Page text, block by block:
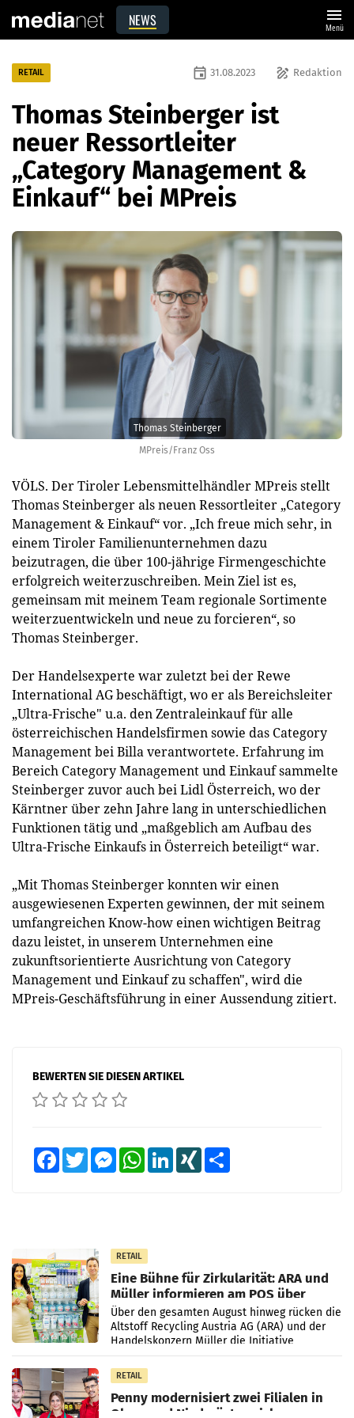
NEWS menu
Menü
MPreis/Franz Oss
Thomas Steinberger
RETAIL draw Redaktion
event 31.08.2023
Thomas Steinberger ist
neuer Ressortleiter
„Category Management &
Einkauf“ bei MPreis
VÖLS. Der Tiroler Lebensmittelhändler MPreis stellt
Thomas Steinberger als neuen Ressortleiter „Category
Management & Einkauf“ vor. „Ich freue mich sehr, in
einem Tiroler Familienunternehmen dazu
beizutragen, die über 100-jährige Firmengeschichte
erfolgreich weiterzuschreiben. Mein Ziel ist es,
gemeinsam mit meinem Team regionale Sortimente
weiterzuentwickeln und neue zu forcieren“, so
Thomas Steinberger.
Der Handelsexperte war zuletzt bei der Rewe
International AG beschäftigt, wo er als Bereichsleiter
„Ultra-Frische" u.a. den Zentraleinkauf für alle
österreichischen Handelsfirmen sowie das Category
Management bei Billa verantwortete. Erfahrung im
Bereich Category Management und Einkauf sammelte
Steinberger zuvor auch bei Lidl Österreich, wo der
Kärntner über zehn Jahre lang in unterschiedlichen
Funktionen tätig und „maßgeblich am Aufbau des
Ultra-Frische Einkaufs in Österreich beteiligt“ war.
„Mit Thomas Steinberger konnten wir einen
ausgewiesenen Experten gewinnen, der mit seinem
umfangreichen Know-how einen wichtigen Beitrag
dazu leistet, in unserem Unternehmen eine
zukunftsorientierte Ausrichtung von Category
Management und Einkauf zu schaffen", wird die
MPreis-Geschäftsführung in einer Aussendung zitiert.
BEWERTEN SIE DIESEN ARTIKEL
FacebookTwitter MessengerWhatsAppLinkedInXING
RETAIL
Eine Bühne für Zirkularität: ARA und
Müller informieren am POS über
Kreislauffähigkeit
Über den gesamten August hinweg rücken die
Altstoff Recycling Austria AG (ARA) und der
Handelskonzern Müller die Initiative
„Kreislauf-Helden“ in allen österreichischen
Müller-Filialen
RETAIL
Penny modernisiert zwei Filialen in
Ober- und Niederösterreich